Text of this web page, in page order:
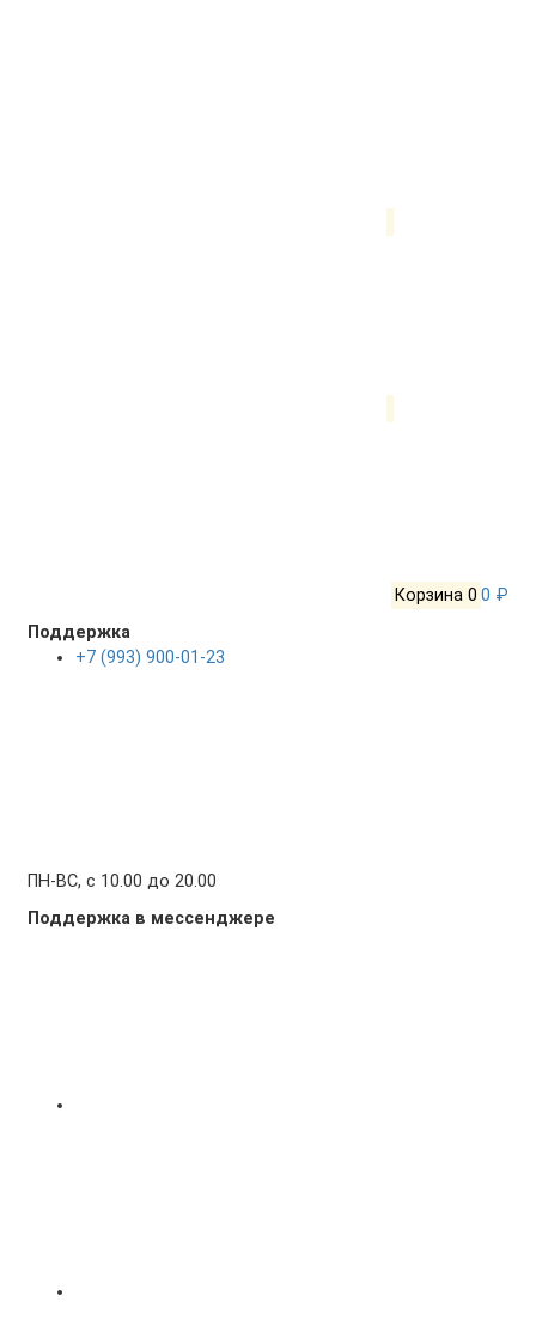
Корзина 0 0 ₽
Поддержка
+7 (993) 900-01-23
ПН-ВС, с 10.00 до 20.00
Поддержка в мессенджере